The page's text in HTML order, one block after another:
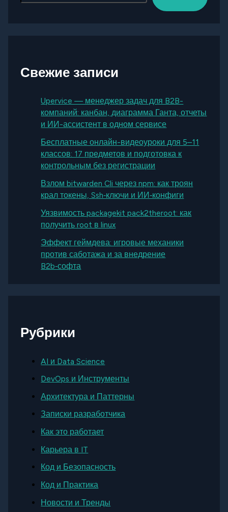
Свежие записи
Upervice — менеджер задач для B2B-
компаний: канбан, диаграмма Ганта, отчеты
и ИИ-ассистент в одном сервисе
Бесплатные онлайн-видеоуроки для 5–11
классов: 17 предметов и подготовка к
контрольным без регистрации
Взлом bitwarden Cli через npm: как троян
крал токены, Ssh‑ключи и ИИ‑конфиги
Уязвимость packagekit pack2theroot: как
получить root в linux
Эффект геймдева: игровые механики
против саботажа и за внедрение
B2b‑софта
Рубрики
AI и Data Science
DevOps и Инструменты
Архитектура и Паттерны
Записки разработчика
Как это работает
Карьера в IT
Код и Безопасность
Код и Практика
Новости и Тренды